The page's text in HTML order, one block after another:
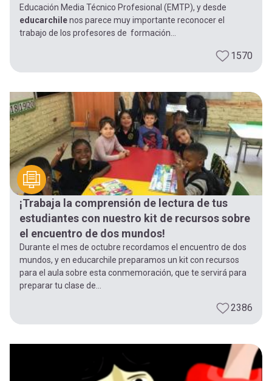
Educación Media Técnico Profesional (EMTP), y desde
educarchilenos parece muy importante reconocer el
trabajo de los profesores de formación...
1570
¡Trabaja la comprensión de lectura de tus
estudiantes con nuestro kit de recursos sobre
el encuentro de dos mundos!
Durante el mes de octubre recordamos el encuentro de dos
mundos, y en educarchile preparamos un kit con recursos
para el aula sobre esta conmemoración, que te servirá para
preparar tu clase de...
2386